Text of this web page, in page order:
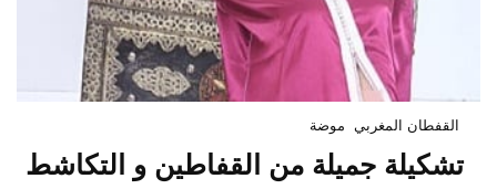
القفطان المغربي موضة
تشكيلة جميلة من القفاطين و التكاشط